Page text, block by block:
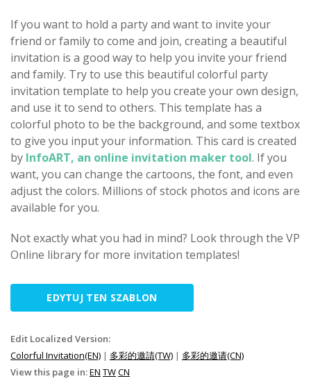
If you want to hold a party and want to invite your
friend or family to come and join, creating a beautiful
invitation is a good way to help you invite your friend
and family. Try to use this beautiful colorful party
invitation template to help you create your own design,
and use it to send to others. This template has a
colorful photo to be the background, and some textbox
to give you input your information. This card is created
by InfoART, an online invitation maker tool. If you
want, you can change the cartoons, the font, and even
adjust the colors. Millions of stock photos and icons are
available for you.
Not exactly what you had in mind? Look through the VP
Online library for more invitation templates!
EDYTUJ TEN SZABLON
Edit Localized Version:
Colorful Invitation(EN) | 多彩的邀請(TW) | 多彩的邀请(CN)
View this page in:EN TWCN